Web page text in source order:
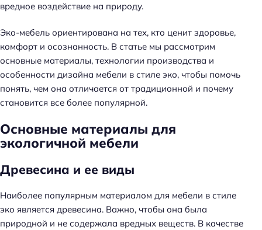
вредное воздействие на природу.
Эко-мебель ориентирована на тех, кто ценит здоровье,
комфорт и осознанность. В статье мы рассмотрим
основные материалы, технологии производства и
особенности дизайна мебели в стиле эко, чтобы помочь
понять, чем она отличается от традиционной и почему
становится все более популярной.
Основные материалы для
экологичной мебели
Древесина и ее виды
Наиболее популярным материалом для мебели в стиле
эко является древесина. Важно, чтобы она была
природной и не содержала вредных веществ. В качестве